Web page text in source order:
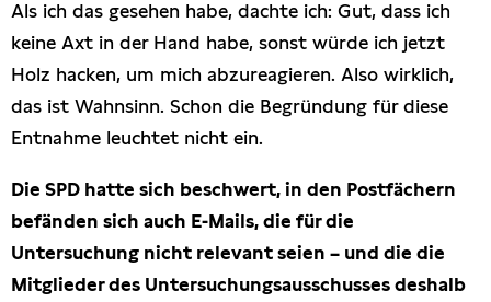
Als ich das gesehen habe, dachte ich: Gut, dass ich
keine Axt in der Hand habe, sonst würde ich jetzt
Holz hacken, um mich abzureagieren. Also wirklich,
das ist Wahnsinn. Schon die Begründung für diese
Entnahme leuchtet nicht ein.
Die SPD hatte sich beschwert, in den Postfächern
befänden sich auch E-Mails, die für die
Untersuchung nicht relevant seien – und die die
Mitglieder des Untersuchungsausschusses deshalb